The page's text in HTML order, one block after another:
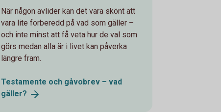
När någon avlider kan det vara skönt att
vara lite förberedd på vad som gäller –
och inte minst att få veta hur de val som
görs medan alla är i livet kan påverka
längre fram.
Testamente och gåvobrev – vad
gäller?